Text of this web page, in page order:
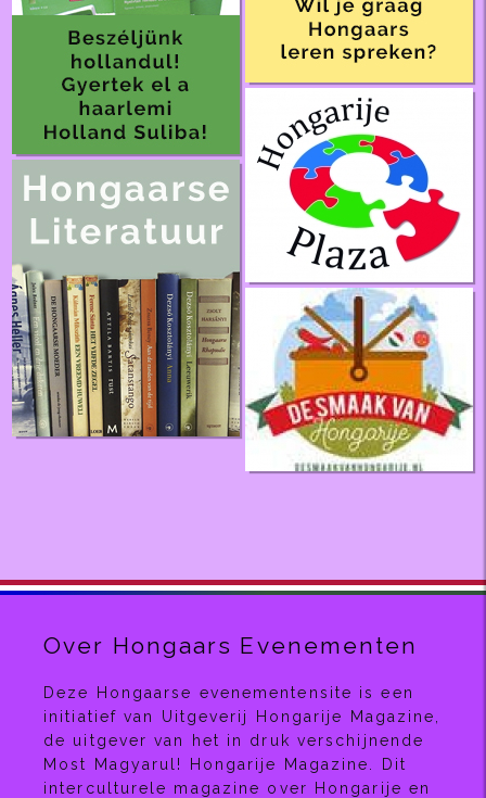
Over Hongaars Evenementen
Deze Hongaarse evenementensite is een
initiatief van Uitgeverij Hongarije Magazine,
de uitgever van het in druk verschijnende
Most Magyarul! Hongarije Magazine. Dit
interculturele magazine over Hongarije en